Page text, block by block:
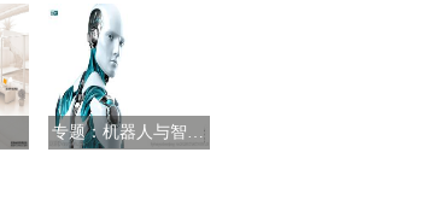
专题：机器人与智能制造